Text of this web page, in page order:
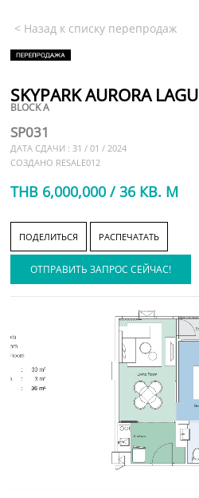
< Назад к списку перепродаж
SKYPARK AURORA
SP031
BLOCK A
ДАТА СДАЧИ : 31 / 01 / 2024
СОЗДАНО RESALE012
THB 6,000,000 / 36 КВ. М
ПОДЕЛИТЬСЯ РАСПЕЧАТАТЬ
ОТПРАВИТЬ ЗАПРОС СЕЙЧАС!